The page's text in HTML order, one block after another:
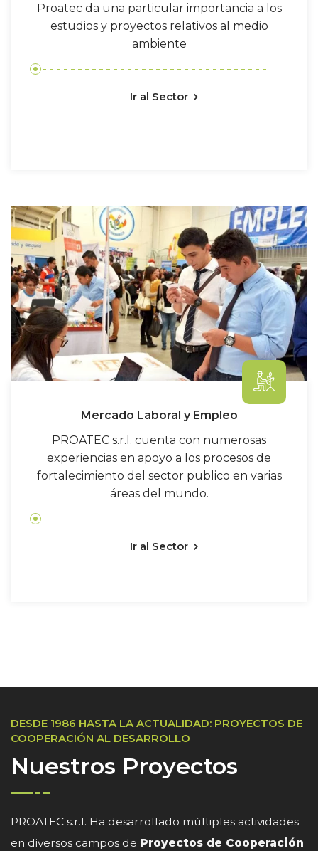
Proatec da una particular importancia a los
estudios y proyectos relativos al medio
ambiente
Ir al Sector
Mercado Laboral y Empleo
PROATEC s.r.l. cuenta con numerosas
experiencias en apoyo a los procesos de
fortalecimiento del sector publico en varias
áreas del mundo.
Ir al Sector
DESDE 1986 HASTA LA ACTUALIDAD: PROYECTOS DE
COOPERACIÓN AL DESARROLLO
Nuestros Proyectos
PROATEC s.r.l. Ha desarrollado múltiples actividades
en diversos campos de Proyectos de Cooperación